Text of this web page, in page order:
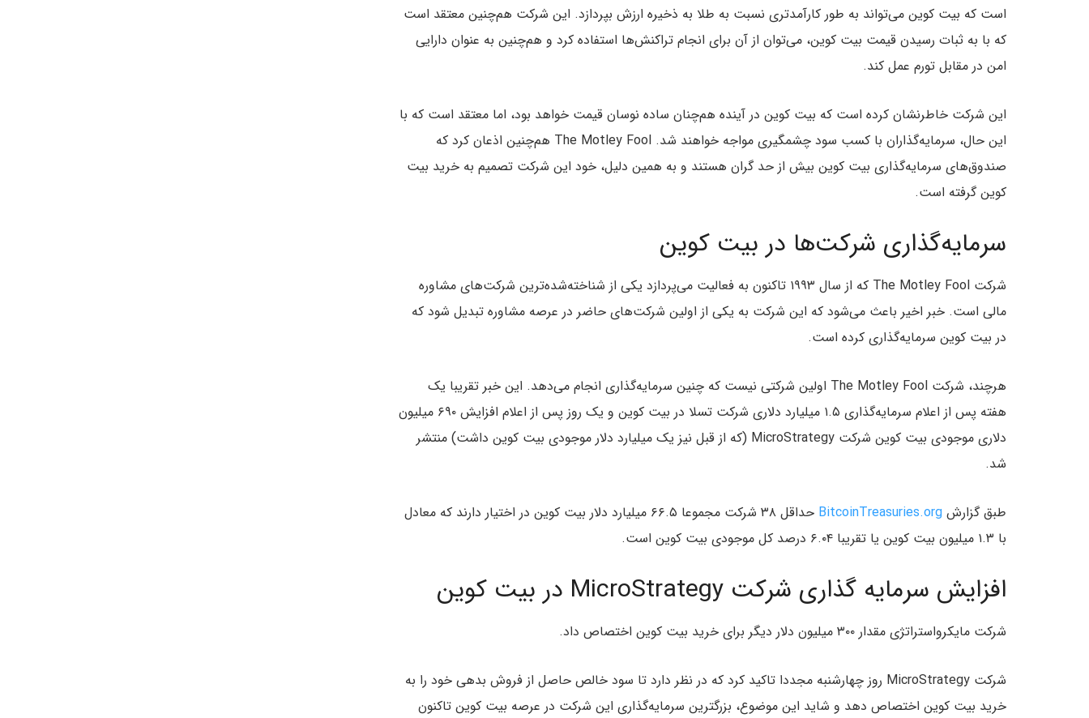
است که بیت کوین می‌تواند به طور کارآمدتری نسبت به طلا به ذخیره ارزش بپردازد. این شرکت هم‌چنین معتقد است
که با به ثبات رسیدن قیمت بیت کوین، می‌توان از آن برای انجام تراکنش‌ها استفاده کرد و هم‌چنین به عنوان دارایی
امن در مقابل تورم عمل کند.
این شرکت خاطرنشان کرده است که بیت کوین در آینده هم‌چنان ساده نوسان قیمت خواهد بود، اما معتقد است که با
این حال، سرمایه‌گذاران با کسب سود چشمگیری مواجه خواهند شد. The Motley Fool هم‌چنین اذعان کرد که
صندوق‌های سرمایه‌گذاری بیت کوین بیش از حد گران هستند و به همین دلیل، خود این شرکت تصمیم به خرید بیت
کوین گرفته است.
سرمایه‌گذاری شرکت‌ها در بیت کوین
شرکت The Motley Fool که از سال ۱۹۹۳ تاکنون به فعالیت می‌‌پردازد یکی از شناخته‌شده‌ترین شرکت‌های مشاوره
مالی است. خبر اخیر باعث می‌شود که این شرکت به یکی از اولین شرکت‌های حاضر در عرصه مشاوره تبدیل شود که
در بیت کوین سرمایه‌گذاری کرده است.
هرچند، شرکت The Motley Fool اولین شرکتی نیست که چنین سرمایه‌گذاری انجام می‌‌دهد. این خبر تقریبا یک
هفته پس از اعلام سرمایه‌گذاری ۱.۵ میلیارد دلاری شرکت تسلا در بیت کوین و یک روز پس از اعلام افزایش ۶۹۰ میلیون
دلاری موجودی بیت کوین شرکت MicroStrategy (که از قبل نیز یک میلیارد دلار موجودی بیت کوین داشت) منتشر
شد.
طبق گزارش BitcoinTreasuries.org
حداقل ۳۸ شرکت مجموعا ۶۶.۵ میلیارد دلار بیت کوین در اختیار دارند که معادل
با ۱.۳ میلیون بیت کوین یا تقریبا ۶.۰۴ درصد کل موجودی بیت کوین است.
افزایش سرمایه گذاری شرکت MicroStrategy در بیت کوین
شرکت مایکرواستراتژی مقدار ۳۰۰ میلیون دلار دیگر برای خرید بیت کوین اختصاص داد.
شرکت MicroStrategy روز چهارشنبه مجددا تاکید کرد که در نظر دارد تا سود خالص حاصل از فروش بدهی خود را به
خرید بیت کوین اختصاص دهد و شاید این موضوع، بزرگترین سرمایه‌گذاری این شرکت در عرصه بیت کوین تاکنون